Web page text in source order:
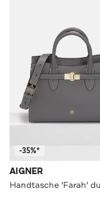
-35%*
AIGNER